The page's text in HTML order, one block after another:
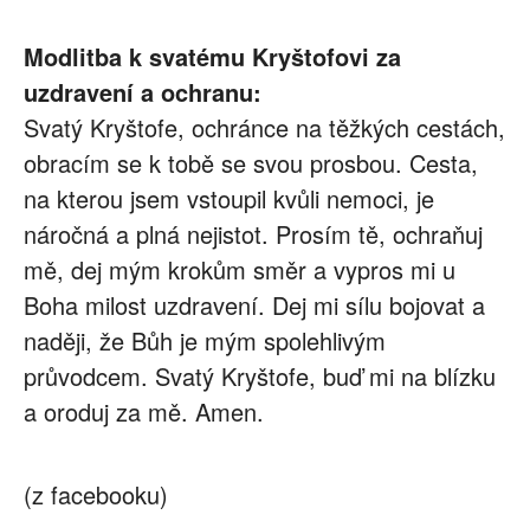
Modlitba k svatému Kryštofovi za
uzdravení a ochranu:
Svatý Kryštofe, ochránce na těžkých cestách,
obracím se k tobě se svou prosbou. Cesta,
na kterou jsem vstoupil kvůli nemoci, je
náročná a plná nejistot. Prosím tě, ochraňuj
mě, dej mým krokům směr a vypros mi u
Boha milost uzdravení. Dej mi sílu bojovat a
naději, že Bůh je mým spolehlivým
průvodcem. Svatý Kryštofe, buď mi na blízku
a oroduj za mě. Amen.
(z facebooku)